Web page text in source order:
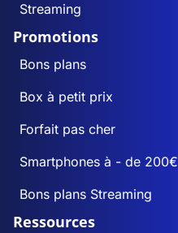
Streaming
Promotions
Bons plans
Box à petit prix
Forfait pas cher
Smartphones à - de 200€
Bons plans Streaming
Ressources